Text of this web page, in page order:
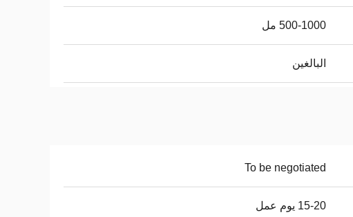
500-1000 مل
البالغين
To be negotiated
15-20 يوم عمل